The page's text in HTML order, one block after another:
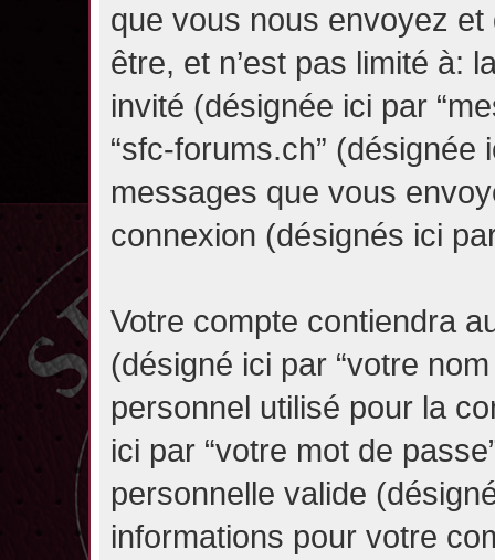
que vous nous envoyez
être, et n’est pas limité à:
invité (désignée ici par
“sfc-forums.ch” (désignée
messages que vous
connexion (désignés ici
Votre compte contiendra
(désigné ici par “votre
personnel utilisé pour la
ici par “votre mot de
personnelle valide
informations pour votre